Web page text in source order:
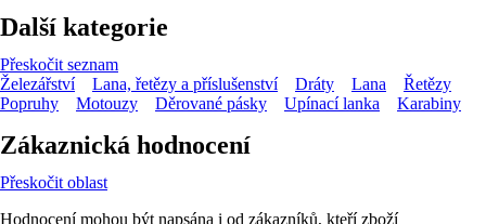
Další kategorie
Přeskočit seznam
Železářství
Lana, řetězy a příslušenství Dráty Lana
Řetězy
Popruhy
Motouzy Děrované pásky Upínací lanka Karabiny
Zákaznická hodnocení
Přeskočit oblast
Hodnocení mohou být napsána i od zákazníků, kteří zboží